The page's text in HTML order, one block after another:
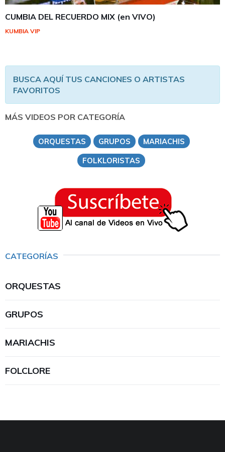
CUMBIA DEL RECUERDO MIX (en VIVO)
KUMBIA VIP
BUSCA AQUÍ TUS CANCIONES O ARTISTAS
FAVORITOS
MÁS VIDEOS POR CATEGORÍA
ORQUESTAS GRUPOS
MARIACHIS
FOLKLORISTAS
CATEGORÍAS
ORQUESTAS
GRUPOS
MARIACHIS
FOLCLORE